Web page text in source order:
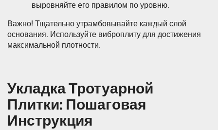
выровняйте его правилом по уровню.
Важно! Тщательно утрамбовывайте каждый слой
основания. Используйте виброплиту для достижения
максимальной плотности.
Укладка Тротуарной
Плитки: Пошаговая
Инструкция